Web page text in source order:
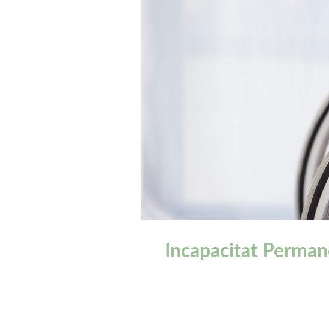
Incapacitat